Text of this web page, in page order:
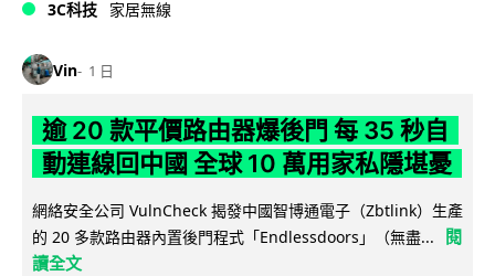
3C科技 家居無線
Vin 1 日
逾 20 款平價路由器爆後門 每 35 秒自
動連線回中國 全球 10 萬用家私隱堪憂
網絡安全公司 VulnCheck 揭發中國智博通電子（Zbtlink）生產
的 20 多款路由器內置後門程式「Endlessdoors」（無盡...
閱
讀全文